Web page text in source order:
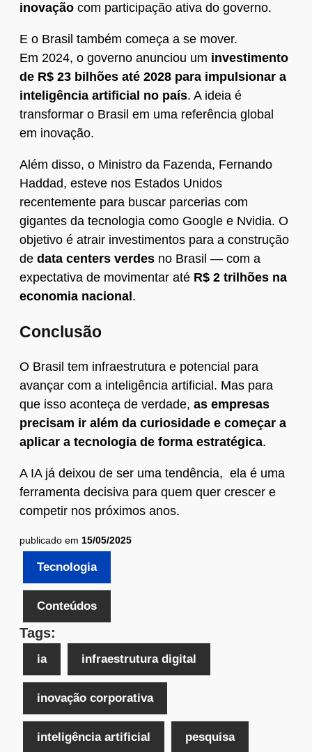
inovação com participação ativa do governo.
E o Brasil também começa a se mover.
Em 2024, o governo anunciou um investimento
de R$ 23 bilhões até 2028 para impulsionar a
inteligência artificial no país. A ideia é
transformar o Brasil em uma referência global
em inovação.
Além disso, o Ministro da Fazenda, Fernando
Haddad, esteve nos Estados Unidos
recentemente para buscar parcerias com
gigantes da tecnologia como Google e Nvidia. O
objetivo é atrair investimentos para a construção
de data centers verdes no Brasil — com a
expectativa de movimentar até R$ 2 trilhões na
economia nacional .
Conclusão
O Brasil tem infraestrutura e potencial para
avançar com a inteligência artificial. Mas para
que isso aconteça de verdade, as empresas
precisam ir além da curiosidade e começar a
aplicar a tecnologia de forma estratégica.
A IA já deixou de ser uma tendência, ela é uma
ferramenta decisiva para quem quer crescer e
competir nos próximos anos.
publicado em 15/05/2025
Tecnologia
Conteúdos
Tags:
ia infraestrutura digital
inovação corporativa
inteligência artificial pesquisa